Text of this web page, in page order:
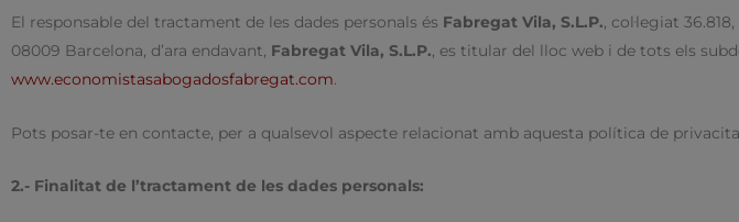
El responsable del tractament de les dades personals és Fabregat Vila, S.L.P., col·legiat
08009 Barcelona, d’ara endavant, Fabregat Vila, S.L.P., es titular del lloc web i de tots els
www.economistasabogadosfabregat.com.
Pots posar-te en contacte, per a qualsevol aspecte relacionat amb aquesta política de
2.- Finalitat de l’tractament de les dades personals: